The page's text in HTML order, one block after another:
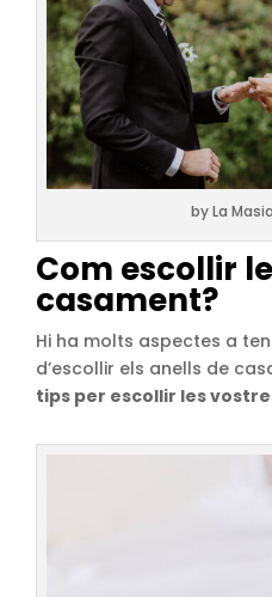
by La
Com escollir
casament?
Hi ha molts aspectes a
d’escollir els anells de
tips per escollir les